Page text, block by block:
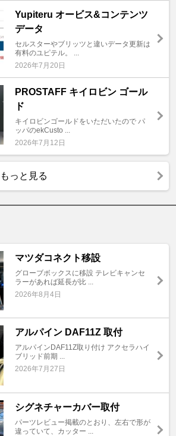
Yupiteru オービス&コンテンツ
データ
セルスターやブリッツと違いデータ更新は
有料のユピテル。 ...
2026年7月20日
PROSTAFF キイロビン ゴール
ド
キイロビンゴールドをいただいたので パ
ッパのekCusto ...
2026年7月12日
っと見る
マツダコネクト移設
グローブボックスに移設 テレビキャンセ
ラーがあれば延長が比 ...
2026年8月4日
アルパイン DAF11Z 取付
アルパインDAF11Z取り付け アクセラハイ
ブリッド前期 ...
2026年7月27日
シグネチャーカバー取付
パーツレビュー掲載のとおり、左右で形が
違っていて、カッター ...